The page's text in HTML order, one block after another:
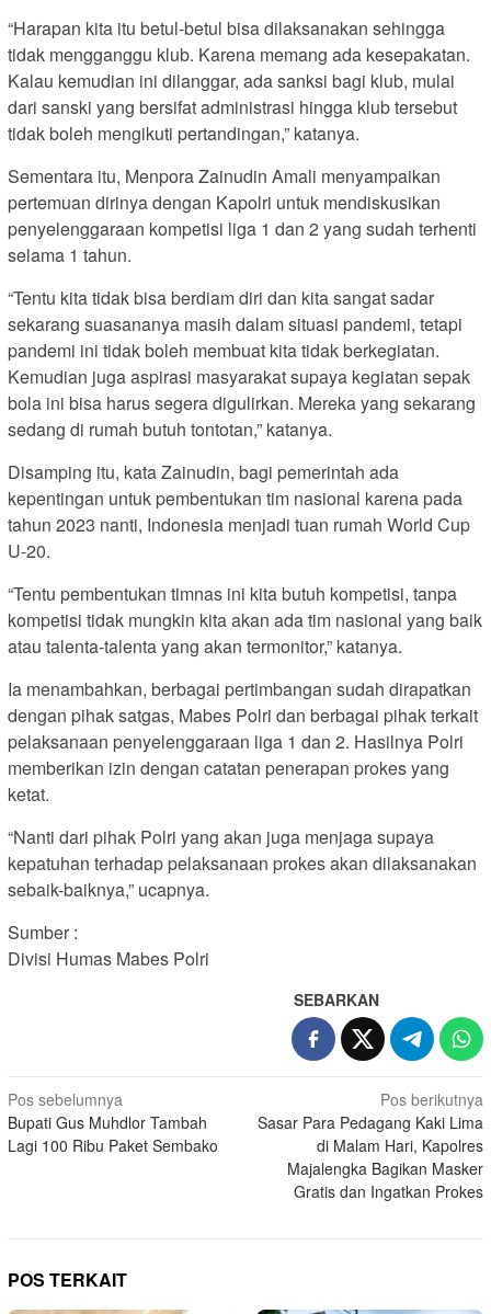
“Harapan kita itu betul-betul bisa dilaksanakan sehingga
tidak mengganggu klub. Karena memang ada kesepakatan.
Kalau kemudian ini dilanggar, ada sanksi bagi klub, mulai
dari sanski yang bersifat administrasi hingga klub tersebut
tidak boleh mengikuti pertandingan,” katanya.
Sementara itu, Menpora Zainudin Amali menyampaikan
pertemuan dirinya dengan Kapolri untuk mendiskusikan
penyelenggaraan kompetisi liga 1 dan 2 yang sudah terhenti
selama 1 tahun.
“Tentu kita tidak bisa berdiam diri dan kita sangat sadar
sekarang suasananya masih dalam situasi pandemi, tetapi
pandemi ini tidak boleh membuat kita tidak berkegiatan.
Kemudian juga aspirasi masyarakat supaya kegiatan sepak
bola ini bisa harus segera digulirkan. Mereka yang sekarang
sedang di rumah butuh tontotan,” katanya.
Disamping itu, kata Zainudin, bagi pemerintah ada
kepentingan untuk pembentukan tim nasional karena pada
tahun 2023 nanti, Indonesia menjadi tuan rumah World Cup
U-20.
“Tentu pembentukan timnas ini kita butuh kompetisi, tanpa
kompetisi tidak mungkin kita akan ada tim nasional yang baik
atau talenta-talenta yang akan termonitor,” katanya.
Ia menambahkan, berbagai pertimbangan sudah dirapatkan
dengan pihak satgas, Mabes Polri dan berbagai pihak terkait
pelaksanaan penyelenggaraan liga 1 dan 2. Hasilnya Polri
memberikan izin dengan catatan penerapan prokes yang
ketat.
“Nanti dari pihak Polri yang akan juga menjaga supaya
kepatuhan terhadap pelaksanaan prokes akan dilaksanakan
sebaik-baiknya,” ucapnya.
Sumber :
Divisi Humas Mabes Polri
SEBARKAN
Navigasi
pos
Pos sebelumnya
Bupati Gus Muhdlor Tambah
Lagi 100 Ribu Paket Sembako
Pos berikutnya
Sasar Para Pedagang Kaki Lima
di Malam Hari, Kapolres
Majalengka Bagikan Masker
Gratis dan Ingatkan Prokes
POS TERKAIT